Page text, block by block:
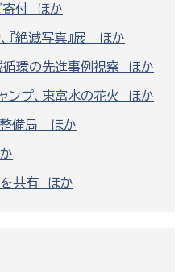
寄付 ほか
『絶滅写真』展 ほか
循環の先進事例視察 ほか
ンプ、東富水の花火 ほか
整備局 ほか
を共有 ほか